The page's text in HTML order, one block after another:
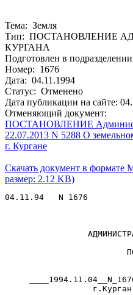
Тема: Земля
Тип: ПОСТАНОВЛЕНИЕ
КУРГАНА
Подготовлен в
Номер: 1676
Дата: 04.11.1994
Статус: Отменено
Дата публикации на сайте:
Отменяющий документ:
ПОСТАНОВЛЕНИЕ
22.07.2013 N 5288 О
г. Кургане
Скачать документ в формате
размер: 2.12 KB)
04.11.94   N 1676
                  г.Курган